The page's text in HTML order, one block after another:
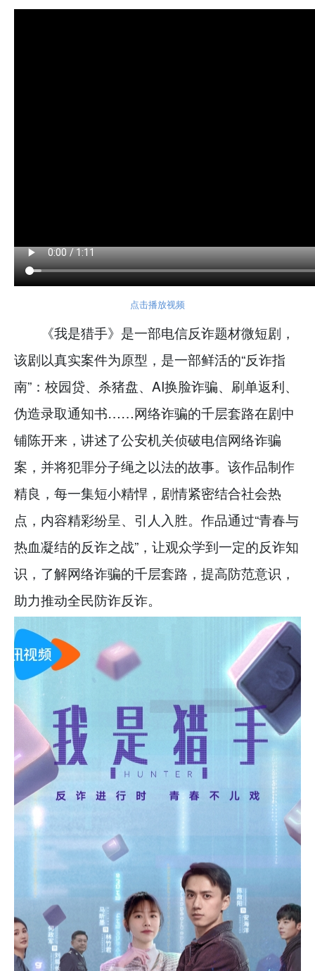
点击播放视频
《我是猎手》是一部电信反诈题材微短剧，
该剧以真实案件为原型，是一部鲜活的“反诈指
南”：校园贷、杀猪盘、AI换脸诈骗、刷单返利、
伪造录取通知书……网络诈骗的千层套路在剧中
铺陈开来，讲述了公安机关侦破电信网络诈骗
案，并将犯罪分子绳之以法的故事。该作品制作
精良，每一集短小精悍，剧情紧密结合社会热
点，内容精彩纷呈、引人入胜。作品通过“青春与
热血凝结的反诈之战”，让观众学到一定的反诈知
识，了解网络诈骗的千层套路，提高防范意识，
助力推动全民防诈反诈。